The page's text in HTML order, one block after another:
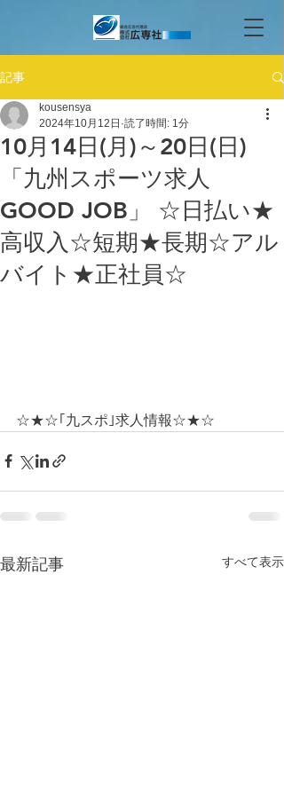
記事
10月14日(月)～20日(日)
「九州スポーツ求人
GOOD JOB」 ☆日払い★
高収入☆短期★長期☆アル
バイト★正社員☆
kousensya
2024年10月12日 読了時間: 1分
☆★☆｢九スポ｣求人情報☆★☆
最新記事 すべて表示